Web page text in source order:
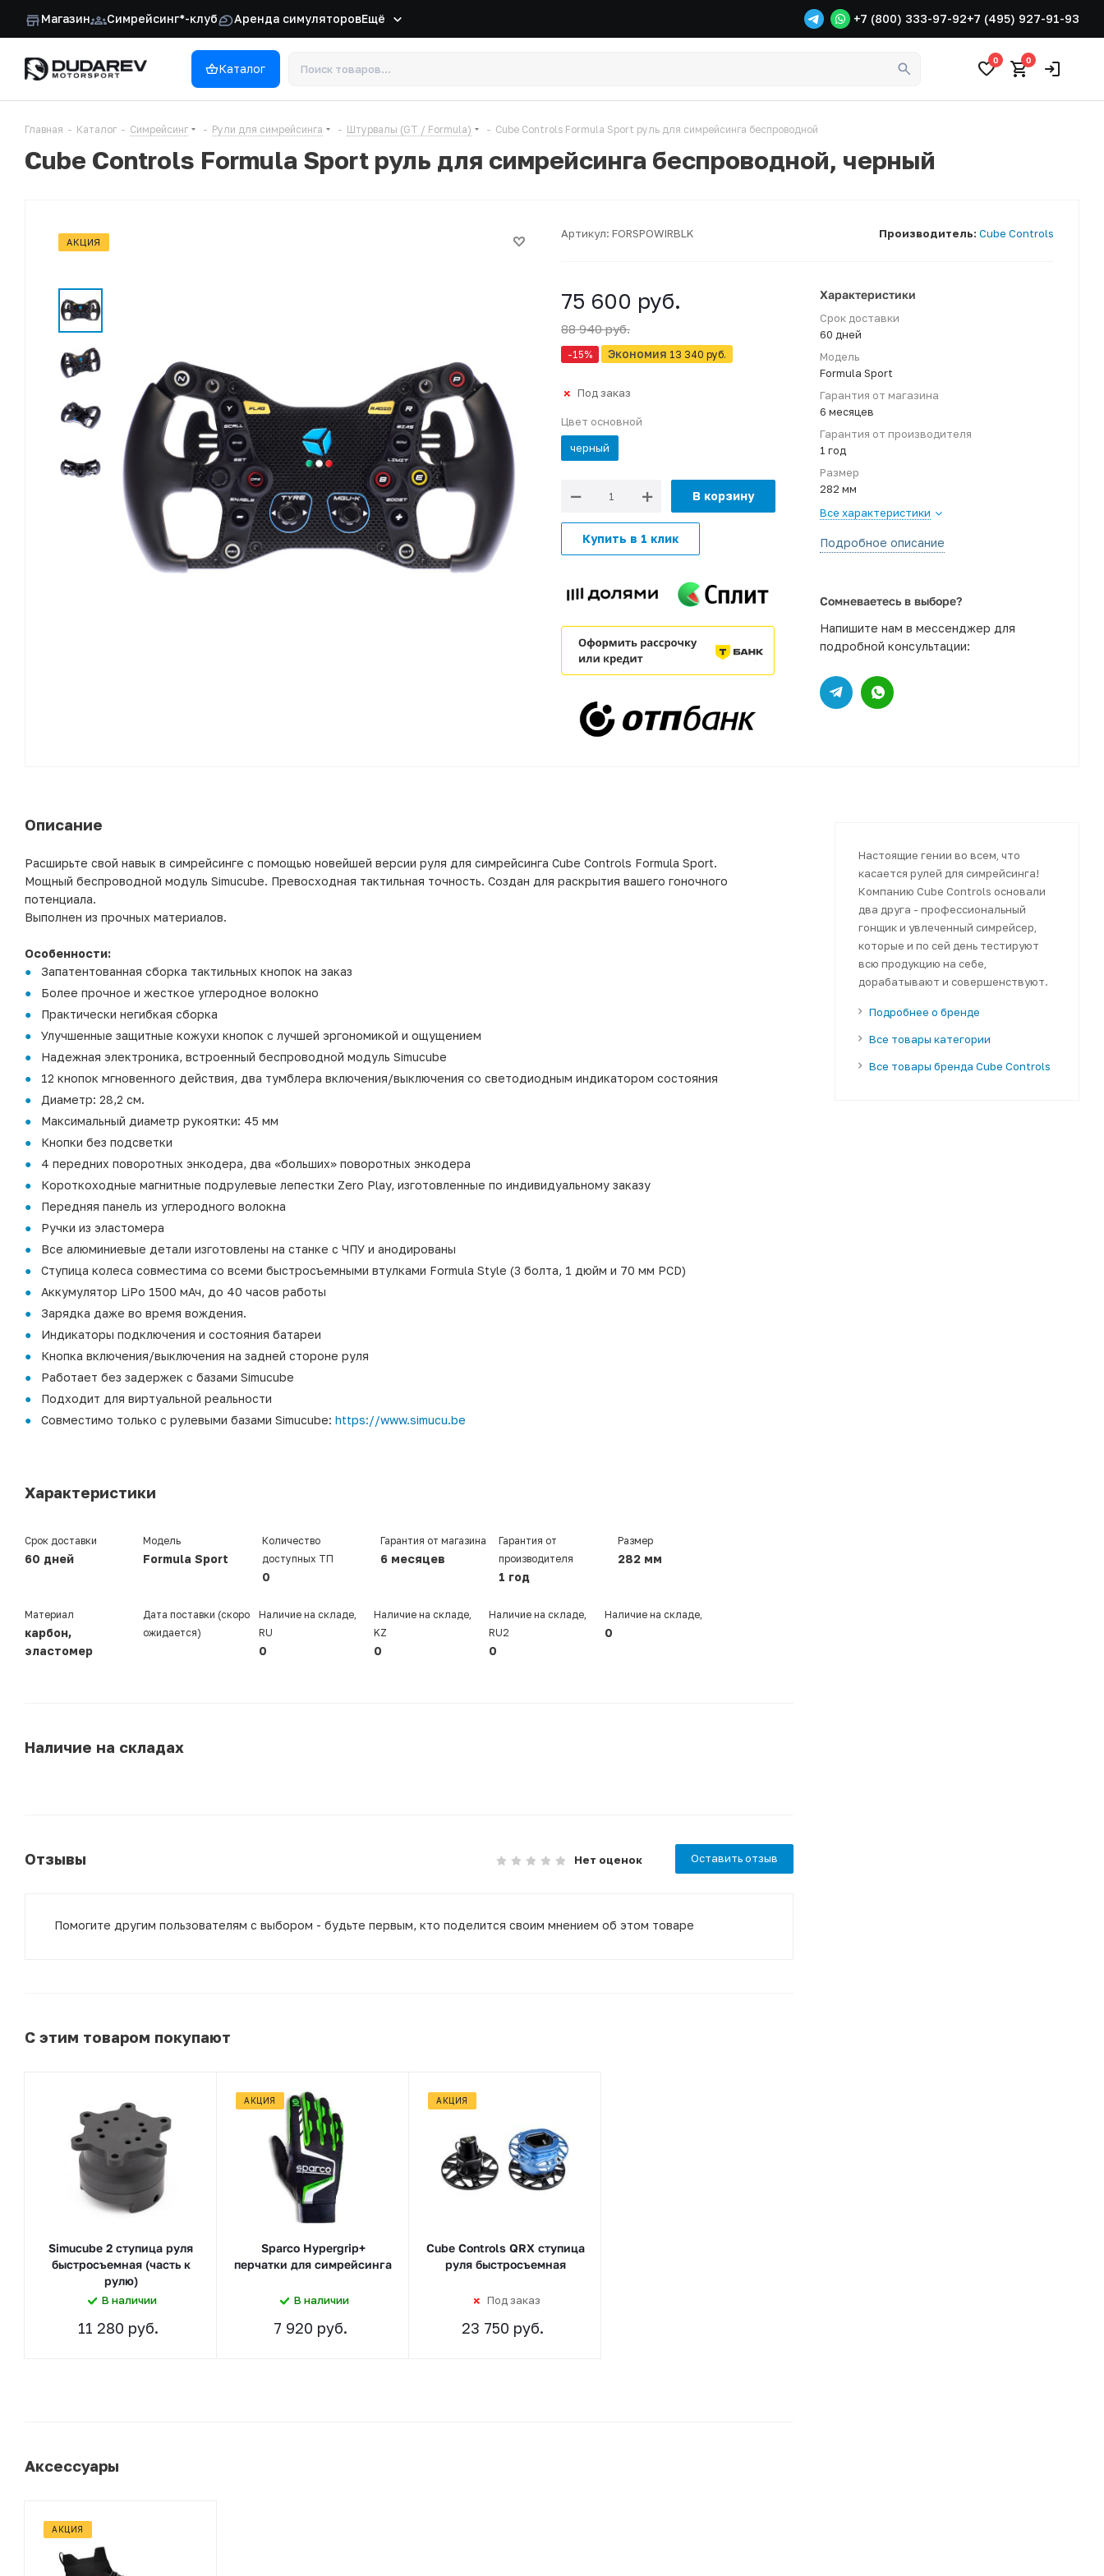
Магазин Симрейсинг*-клуб Аренда симуляторовЕщё +7 (800) 333-97-92+7 (495) 927-91-93
Каталог
0 0
Главная - Каталог - Симрейсинг - Рули для симрейсинга - Штурвалы (GT / Formula) - Cube Controls Formula Sport руль для симрейсинга беспроводной
Cube Controls Formula Sport руль для симрейсинга беспроводной, черный
АКЦИЯ
Артикул: FORSPOWIRBLK Производитель: Cube Controls
75 600 руб.
88 940 руб.
-15% Экономия 13 340 руб.
Под заказ
Цвет основной
черный
В корзину
Купить в 1 клик
Характеристики
Срок доставки
60 дней
Модель
Formula Sport
Гарантия от магазина
6 месяцев
Гарантия от производителя
1 год
Размер
282 мм
Все характеристики
Подробное описание
Сомневаетесь в выборе?
Напишите нам в мессенджер для
подробной консультации:
Описание
Расширьте свой навык в симрейсинге с помощью новейшей версии руля для симрейсинга Cube Controls Formula Sport.
Мощный беспроводной модуль Simucube. Превосходная тактильная точность. Создан для раскрытия вашего гоночного
потенциала.
Выполнен из прочных материалов.
Особенности:
Запатентованная сборка тактильных кнопок на заказ
Более прочное и жесткое углеродное волокно
Практически негибкая сборка
Улучшенные защитные кожухи кнопок с лучшей эргономикой и ощущением
Надежная электроника, встроенный беспроводной модуль Simucube
12 кнопок мгновенного действия, два тумблера включения/выключения со светодиодным индикатором состояния
Диаметр: 28,2 см.
Максимальный диаметр рукоятки: 45 мм
Кнопки без подсветки
4 передних поворотных энкодера, два «больших» поворотных энкодера
Короткоходные магнитные подрулевые лепестки Zero Play, изготовленные по индивидуальному заказу
Передняя панель из углеродного волокна
Ручки из эластомера
Все алюминиевые детали изготовлены на станке с ЧПУ и анодированы
Ступица колеса совместима со всеми быстросъемными втулками Formula Style (3 болта, 1 дюйм и 70 мм PCD)
Аккумулятор LiPo 1500 мАч, до 40 часов работы
Зарядка даже во время вождения.
Индикаторы подключения и состояния батареи
Кнопка включения/выключения на задней стороне руля
Работает без задержек с базами Simucube
Подходит для виртуальной реальности
Совместимо только с рулевыми базами Simucube: https://www.simucu.be
Характеристики
Срок доставки
60 дней
Модель
Formula Sport
Количество
доступных ТП
0
Гарантия от магазина
6 месяцев
Гарантия от
производителя
1 год
Размер
282 мм
Материал
карбон,
эластомер
Дата поставки (скоро
ожидается)
Наличие на складе,
RU
0
Наличие на складе,
KZ
0
Наличие на складе,
RU2
0
Наличие на складе,
0
Наличие на складах
Отзывы Нет оценок Оставить отзыв
Помогите другим пользователям с выбором - будьте первым, кто поделится своим мнением об этом товаре
С этим товаром покупают
Simucube 2 ступица руля
быстросъемная (часть к
рулю)
В наличии
11 280 руб.
АКЦИЯ
Sparco Hypergrip+
перчатки для симрейсинга
В наличии
7 920 руб.
АКЦИЯ
Cube Controls QRX ступица
руля быстросъемная
Под заказ
23 750 руб.
Аксессуары
АКЦИЯ
Настоящие гении во всем, что
касается рулей для симрейсинга!
Компанию Cube Controls основали
два друга - профессиональный
гонщик и увлеченный симрейсер,
которые и по сей день тестируют
всю продукцию на себе,
дорабатывают и совершенствуют.
Подробнее о бренде
Все товары категории
Все товары бренда Cube Controls